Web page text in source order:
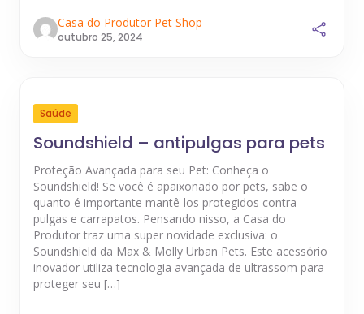
Casa do Produtor Pet Shop
outubro 25, 2024
Saúde
Soundshield – antipulgas para pets
Proteção Avançada para seu Pet: Conheça o
Soundshield! Se você é apaixonado por pets, sabe o
quanto é importante mantê-los protegidos contra
pulgas e carrapatos. Pensando nisso, a Casa do
Produtor traz uma super novidade exclusiva: o
Soundshield da Max & Molly Urban Pets. Este acessório
inovador utiliza tecnologia avançada de ultrassom para
proteger seu […]